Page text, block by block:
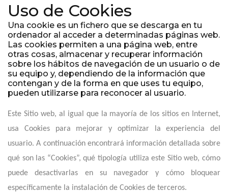
Uso de Cookies
Una cookie es un fichero que se descarga en tu
ordenador al acceder a determinadas páginas web.
Las cookies permiten a una página web, entre
otras cosas, almacenar y recuperar información
sobre los hábitos de navegación de un usuario o de
su equipo y, dependiendo de la información que
contengan y de la forma en que uses tu equipo,
pueden utilizarse para reconocer al usuario.
Este Sitio web, al igual que la mayoría de los sitios en Internet,
usa Cookies para mejorar y optimizar la experiencia del
usuario. A continuación encontrará información detallada sobre
qué son las “Cookies”, qué tipología utiliza este Sitio web, cómo
puede desactivarlas en su navegador y cómo bloquear
específicamente la instalación de Cookies de terceros.